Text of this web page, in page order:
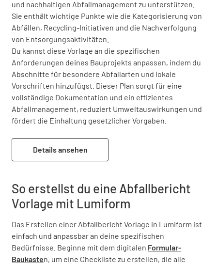
und nachhaltigen Abfallmanagement zu unterstützen.
Sie enthält wichtige Punkte wie die Kategorisierung von
Abfällen, Recycling-Initiativen und die Nachverfolgung
von Entsorgungsaktivitäten.
Du kannst diese Vorlage an die spezifischen
Anforderungen deines Bauprojekts anpassen, indem du
Abschnitte für besondere Abfallarten und lokale
Vorschriften hinzufügst. Dieser Plan sorgt für eine
vollständige Dokumentation und ein effizientes
Abfallmanagement, reduziert Umweltauswirkungen und
fördert die Einhaltung gesetzlicher Vorgaben.
Details ansehen
So erstellst du eine Abfallbericht
Vorlage mit Lumiform
Das Erstellen einer Abfallbericht Vorlage in Lumiform ist
einfach und anpassbar an deine spezifischen
Bedürfnisse. Beginne mit dem digitalen Formular-
Baukasten, um eine Checkliste zu erstellen, die alle